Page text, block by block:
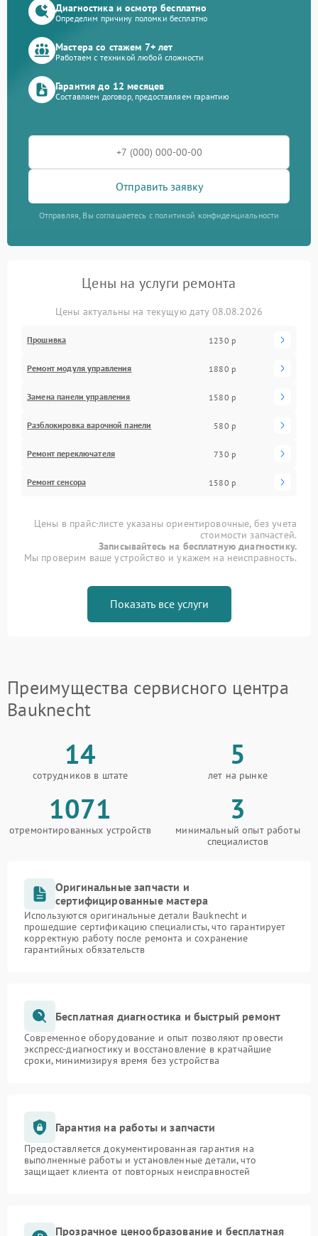
Диагностика и осмотр бесплатно
Определим причину поломки бесплатно
Мастера со стажем 7+ лет
Работаем с техникой любой сложности
Гарантия до 12 месяцев
Составляем договор, предоставляем гарантию
Отправить заявку
Отправляя, Вы соглашаетесь с политикой конфиденциальности
Цены на услуги ремонта
Цены актуальны на текущую дату 08.08.2026
Прошивка 1230 р
Ремонт модуля управления 1880 р
Замена панели управления 1580 р
Разблокировка варочной панели 580 р
Ремонт переключателя 730 р
Ремонт сенсора 1580 р
Цены в прайс-листе указаны ориентировочные, без учета
стоимости запчастей.
Записывайтесь на бесплатную диагностику.
Мы проверим ваше устройство и укажем на неисправность.
Показать все услуги
Преимущества сервисного центра
Bauknecht
14
сотрудников в штате
5
лет на рынке
1071
отремонтированных устройств
3
минимальный опыт работы
специалистов
Оригинальные запчасти и
сертифицированные мастера
Используются оригинальные детали Bauknecht и
прошедшие сертификацию специалисты, что гарантирует
корректную работу после ремонта и сохранение
гарантийных обязательств
Бесплатная диагностика и быстрый ремонт
Современное оборудование и опыт позволяют провести
экспресс-диагностику и восстановление в кратчайшие
сроки, минимизируя время без устройства
Гарантия на работы и запчасти
Предоставляется документированная гарантия на
выполненные работы и установленные детали, что
защищает клиента от повторных неисправностей
Прозрачное ценообразование и бесплатная